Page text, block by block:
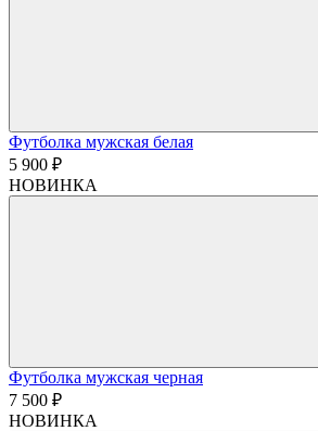
Футболка мужская белая
5 900 ₽
НОВИНКА
Футболка мужская черная
7 500 ₽
НОВИНКА